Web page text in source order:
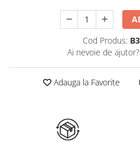
Cod Produs:
Ai nevoie de ajutor?
Adauga la Favorite